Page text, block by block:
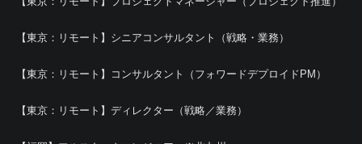
【東京：リモート】シニアコンサルタント（戦略・業務）
【東京：リモート】コンサルタント（フォワードデプロイドPM）
【東京：リモート】ディレクター（戦略／業務）